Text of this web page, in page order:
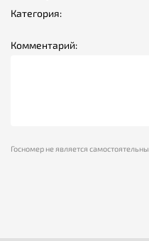
Категория:
Комментарий:
Госномер не является